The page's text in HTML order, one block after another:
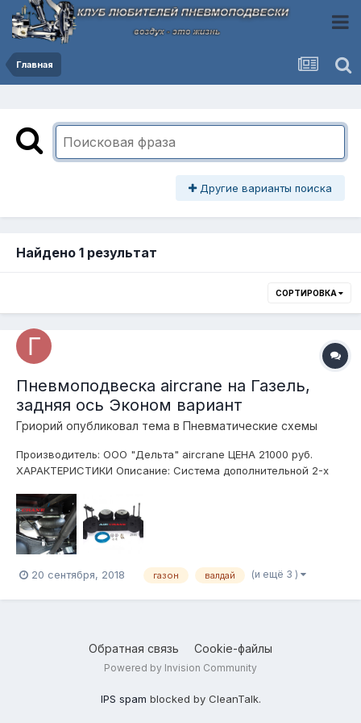
Главная
Другие варианты поиска
Найдено 1 результат
СОРТИРОВКА
Пневмоподвеска aircrane на Газель,
задняя ось Эконом вариант
Гриорий опубликовал тема в Пневматические схемы
Производитель: ООО "Дельта" aircrane ЦЕНА 21000 руб.
ХАРАКТЕРИСТИКИ Описание: Система дополнительной 2-х
креплением из 5мм стали. Мы сами спроектировали эту
простую, но прочную конструкцию специально для
автомобилей Газель, Газ...
20 сентября, 2018 газон валдай (и ещё 3 )
Обратная связь Cookie-файлы
Powered by Invision Community
IPS spam blocked by CleanTalk.